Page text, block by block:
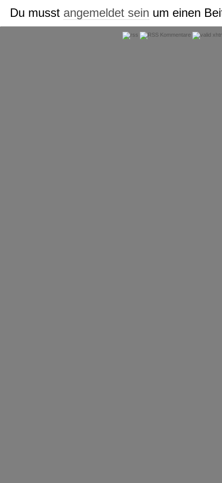
Du musst angemeldet sein um einen